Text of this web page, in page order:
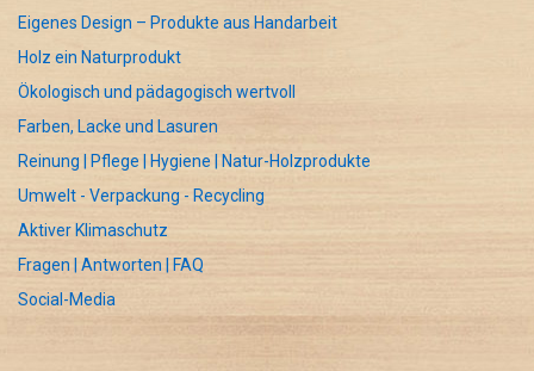
Eigenes Design – Produkte aus Handarbeit
Holz ein Naturprodukt
Ökologisch und pädagogisch wertvoll
Farben, Lacke und Lasuren
Reinung | Pflege | Hygiene | Natur-Holzprodukte
Umwelt - Verpackung - Recycling
Aktiver Klimaschutz
Fragen | Antworten | FAQ
Social-Media